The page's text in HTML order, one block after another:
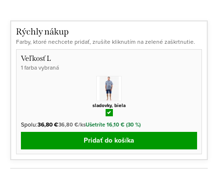
Rýchly nákup
Farby, ktoré nechcete pridať, zrušíte kliknutím na zelené zaškrtnutie.
Veľkosť L
1 farba vybraná
sladovky, biela
Spolu:36,80 €36,80 €/ksUšetríte 16,10 € (30 %)
Pridať do košíka